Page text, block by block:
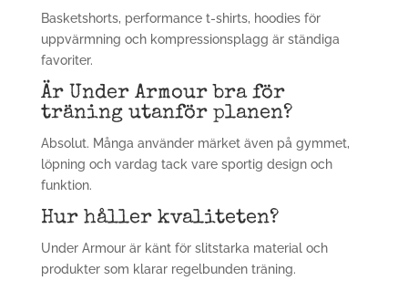
Basketshorts, performance t-shirts, hoodies för
uppvärmning och kompressionsplagg är ständiga
favoriter.
Är Under Armour bra för
träning utanför planen?
Absolut. Många använder märket även på gymmet,
löpning och vardag tack vare sportig design och
funktion.
Hur håller kvaliteten?
Under Armour är känt för slitstarka material och
produkter som klarar regelbunden träning.